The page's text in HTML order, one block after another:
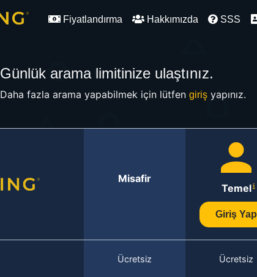
Fiyatlandırma Hakkımızda SSS
Günlük arama limitinize ulaştınız.
Daha fazla arama yapabilmek için lütfen girişyapınız.
Misafir
Temel
Giriş Yap
Ücretsiz Ücretsiz